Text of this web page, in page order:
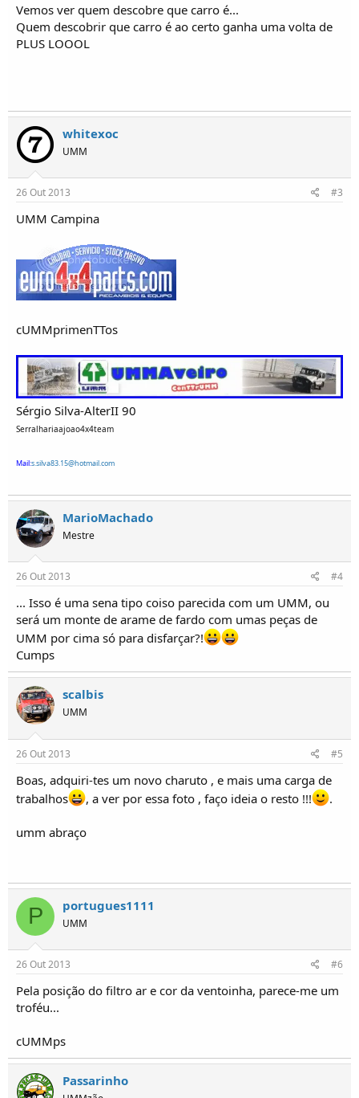
c
o
s
Vemos ver quem descobre que carro é...
Quem descobrir que carro é ao certo ganha uma volta de
PLUS LOOOL
whitexoc
UMM
26 Out 2013 #3
UMM Campina
cUMMprimenTTos
Sérgio Silva-AlterII 90
Serralhariaajoao4x4team
Mail:s.silva83.15@hotmail.com
MarioMachado
Mestre
26 Out 2013 #4
... Isso é uma sena tipo coiso parecida com um UMM, ou
será um monte de arame de fardo com umas peças de
UMM por cima só para disfarçar?!
Cumps
scalbis
UMM
26 Out 2013 #5
Boas, adquiri-tes um novo charuto , e mais uma carga de
trabalhos
, a ver por essa foto , faço ideia o resto !!! .
umm abraço
P portugues1111
UMM
26 Out 2013 #6
Pela posição do filtro ar e cor da ventoinha, parece-me um
troféu...
cUMMps
Passarinho